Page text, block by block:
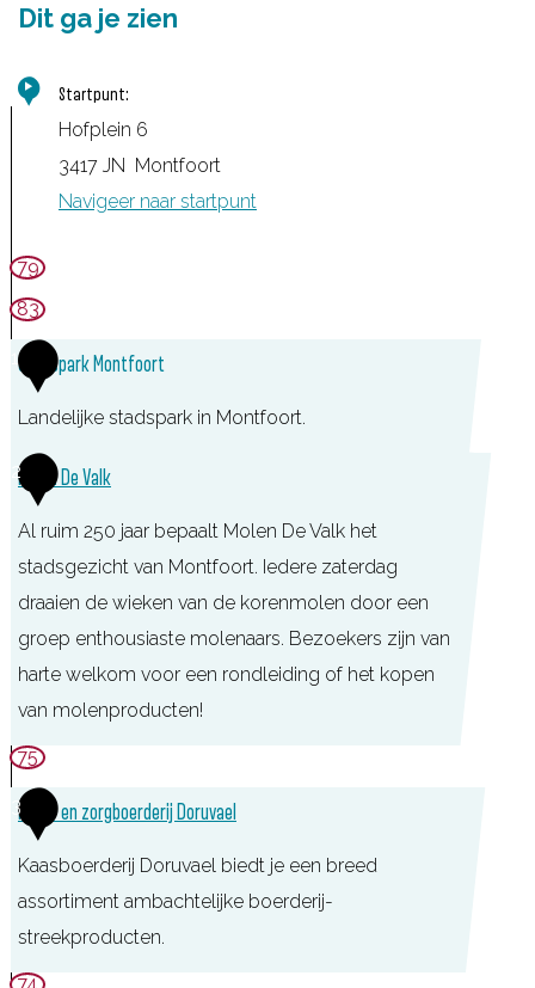
Dit ga je zien
Startpunt:
Hofplein 6
3417 JN Montfoort
Navigeer naar startpunt
79
83
1Stadspark Montfoort
Landelijke stadspark in Montfoort.
2Molen De Valk
Al ruim 250 jaar bepaalt Molen De Valk het
stadsgezicht van Montfoort. Iedere zaterdag
draaien de wieken van de korenmolen door een
groep enthousiaste molenaars. Bezoekers zijn van
harte welkom voor een rondleiding of het kopen
van molenproducten!
M
o
l
e
n
D
e
75
3Kaas- en zorgboerderij Doruvael
Kaasboerderij Doruvael biedt je een breed
assortiment ambachtelijke boerderij-
streekproducten.
K